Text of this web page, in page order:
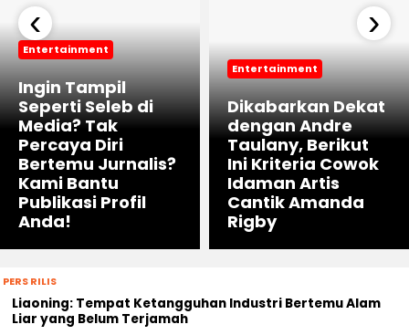
Entertainment
Ingin Tampil
Seperti Seleb di
Media? Tak
Percaya Diri
Bertemu Jurnalis?
Kami Bantu
Publikasi Profil
Anda!
Entertainment
Dikabarkan Dekat
dengan Andre
Taulany, Berikut
Ini Kriteria Cowok
Idaman Artis
Cantik Amanda
Rigby
‹ ›
PERS RILIS
Liaoning: Tempat Ketangguhan Industri Bertemu Alam
Liar yang Belum Terjamah